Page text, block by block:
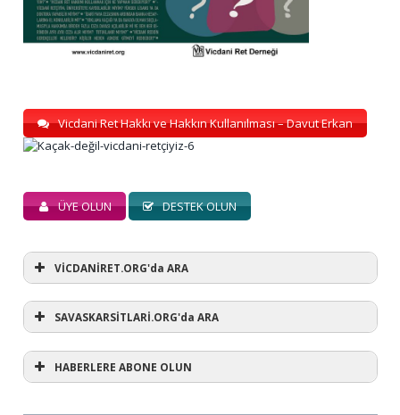
Vicdani Ret Hakkı ve Hakkın Kullanılması – Davut Erkan
ÜYE OLUN DESTEK OLUN
VİCDANİRET.ORG'da ARA
SAVASKARSİTLARİ.ORG'da ARA
HABERLERE ABONE OLUN